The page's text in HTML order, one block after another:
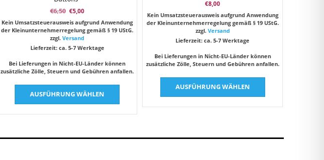
€6,50 Ursprünglicher
Preis
war:
€6,50
€5,00Aktueller
Preis
ist:
€5,00.
Kein Umsatzsteuerausweis aufgrund Anwendung
der Kleinunternehmerregelung gemäß § 19 UStG.
zzgl.Versand
Lieferzeit: ca. 5-7 Werktage
Bei Lieferungen in Nicht-EU-Länder können
zusätzliche Zölle, Steuern und Gebühren anfallen.
AUSFÜHRUNG WÄHLEN
Dieses
weist
mehrere
auf.
€8,00
Kein Umsatzsteuerausweis aufgrund Anwendung
der Kleinunternehmerregelung gemäß § 19 UStG.
zzgl. Versand
Lieferzeit: ca. 5-7 Werktage
Bei Lieferungen in Nicht-EU-Länder können
zusätzliche Zölle, Steuern und Gebühren anfallen.
AUSFÜHRUNG WÄHLEN
Dieses
weist
mehrere
Die